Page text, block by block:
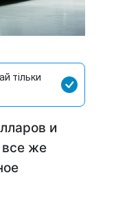
тільки
и
все же